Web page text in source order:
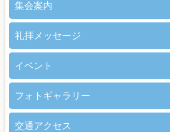
集会案内
礼拝メッセージ
イベント
フォトギャラリー
交通アクセス